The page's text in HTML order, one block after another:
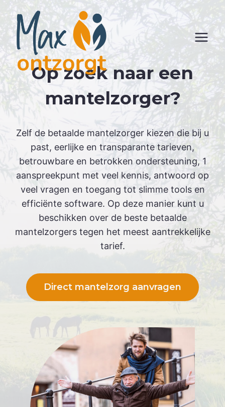
Skip
content
Op zoek naar een
mantelzorger?
Zelf de betaalde mantelzorger kiezen die bij u
past, eerlijke en transparante tarieven,
betrouwbare en betrokken ondersteuning, 1
aanspreekpunt met veel kennis, antwoord op
veel vragen en toegang tot slimme tools en
efficiënte software. Op deze manier kunt u
beschikken over de beste betaalde
mantelzorgers tegen het meest aantrekkelijke
tarief.
Direct mantelzorg aanvragen